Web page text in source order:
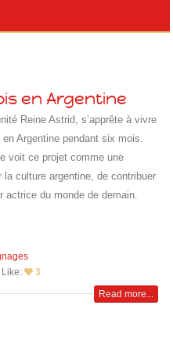
en Argentine
Reine Astrid, s’apprête à vivre
Argentine pendant six mois.
voit ce projet comme une
culture argentine, de contribuer
actrice du monde de demain.
Like: 3
Read more...